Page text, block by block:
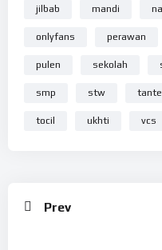
jilbab mandi
onlyfans perawan
pulen sekolah
smp stw tante
tocil ukhti vcs
Prev